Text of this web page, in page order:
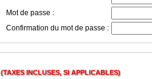
Mot de passe :
Confirmation du mot de passe :
(TAXES INCLUSES, SI APPLICABLES)